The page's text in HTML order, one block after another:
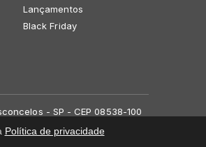
Lançamentos
Black Friday
- SP - CEP 08538-100
Política de privacidade